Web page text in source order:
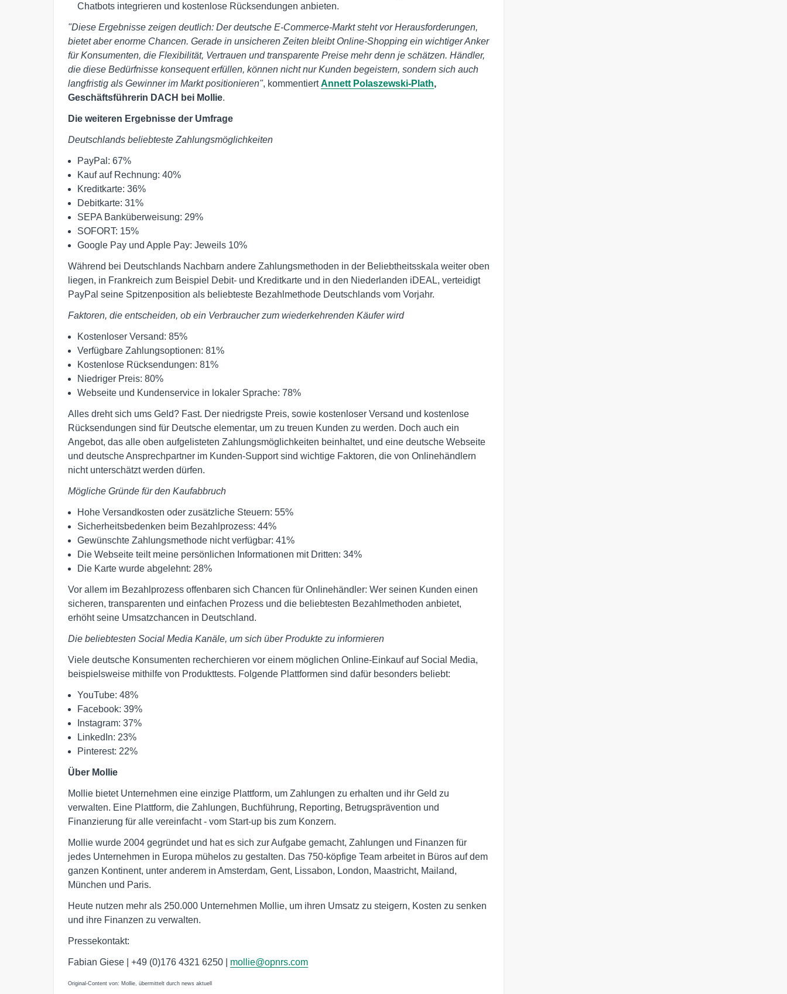
Chatbots integrieren und kostenlose Rücksendungen anbieten.
"Diese Ergebnisse zeigen deutlich: Der deutsche E-Commerce-Markt steht vor Herausforderungen,
bietet aber enorme Chancen. Gerade in unsicheren Zeiten bleibt Online-Shopping ein wichtiger Anker
für Konsumenten, die Flexibilität, Vertrauen und transparente Preise mehr denn je schätzen. Händler,
die diese Bedürfnisse konsequent erfüllen, können nicht nur Kunden begeistern, sondern sich auch
langfristig als Gewinner im Markt positionieren", kommentiertAnnett Polaszewski-Plath,
Geschäftsführerin DACH bei Mollie.
Die weiteren Ergebnisse der Umfrage
Deutschlands beliebteste Zahlungsmöglichkeiten
PayPal: 67%
Kauf auf Rechnung: 40%
Kreditkarte: 36%
Debitkarte: 31%
SEPA Banküberweisung: 29%
SOFORT: 15%
Google Pay und Apple Pay: Jeweils 10%
Während bei Deutschlands Nachbarn andere Zahlungsmethoden in der Beliebtheitsskala weiter oben
liegen, in Frankreich zum Beispiel Debit- und Kreditkarte und in den Niederlanden iDEAL, verteidigt
PayPal seine Spitzenposition als beliebteste Bezahlmethode Deutschlands vom Vorjahr.
Faktoren, die entscheiden, ob ein Verbraucher zum wiederkehrenden Käufer wird
Kostenloser Versand: 85%
Verfügbare Zahlungsoptionen: 81%
Kostenlose Rücksendungen: 81%
Niedriger Preis: 80%
Webseite und Kundenservice in lokaler Sprache: 78%
Alles dreht sich ums Geld? Fast. Der niedrigste Preis, sowie kostenloser Versand und kostenlose
Rücksendungen sind für Deutsche elementar, um zu treuen Kunden zu werden. Doch auch ein
Angebot, das alle oben aufgelisteten Zahlungsmöglichkeiten beinhaltet, und eine deutsche Webseite
und deutsche Ansprechpartner im Kunden-Support sind wichtige Faktoren, die von Onlinehändlern
nicht unterschätzt werden dürfen.
Mögliche Gründe für den Kaufabbruch
Hohe Versandkosten oder zusätzliche Steuern: 55%
Sicherheitsbedenken beim Bezahlprozess: 44%
Gewünschte Zahlungsmethode nicht verfügbar: 41%
Die Webseite teilt meine persönlichen Informationen mit Dritten: 34%
Die Karte wurde abgelehnt: 28%
Vor allem im Bezahlprozess offenbaren sich Chancen für Onlinehändler: Wer seinen Kunden einen
sicheren, transparenten und einfachen Prozess und die beliebtesten Bezahlmethoden anbietet,
erhöht seine Umsatzchancen in Deutschland.
Die beliebtesten Social Media Kanäle, um sich über Produkte zu informieren
Viele deutsche Konsumenten recherchieren vor einem möglichen Online-Einkauf auf Social Media,
beispielsweise mithilfe von Produkttests. Folgende Plattformen sind dafür besonders beliebt:
YouTube: 48%
Facebook: 39%
Instagram: 37%
LinkedIn: 23%
Pinterest: 22%
Über Mollie
Mollie bietet Unternehmen eine einzige Plattform, um Zahlungen zu erhalten und ihr Geld zu
verwalten. Eine Plattform, die Zahlungen, Buchführung, Reporting, Betrugsprävention und
Finanzierung für alle vereinfacht - vom Start-up bis zum Konzern.
Mollie wurde 2004 gegründet und hat es sich zur Aufgabe gemacht, Zahlungen und Finanzen für
jedes Unternehmen in Europa mühelos zu gestalten. Das 750-köpfige Team arbeitet in Büros auf dem
ganzen Kontinent, unter anderem in Amsterdam, Gent, Lissabon, London, Maastricht, Mailand,
München und Paris.
Heute nutzen mehr als 250.000 Unternehmen Mollie, um ihren Umsatz zu steigern, Kosten zu senken
und ihre Finanzen zu verwalten.
Pressekontakt:
Fabian Giese | +49 (0)176 4321 6250 | mollie@opnrs.com
Original-Content von: Mollie, übermittelt durch news aktuell